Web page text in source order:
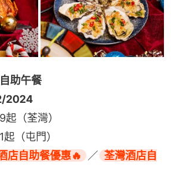
助午餐
2024
（荃灣）
（屯門）
店自助餐優惠🔥 ／ 荃灣酒店自